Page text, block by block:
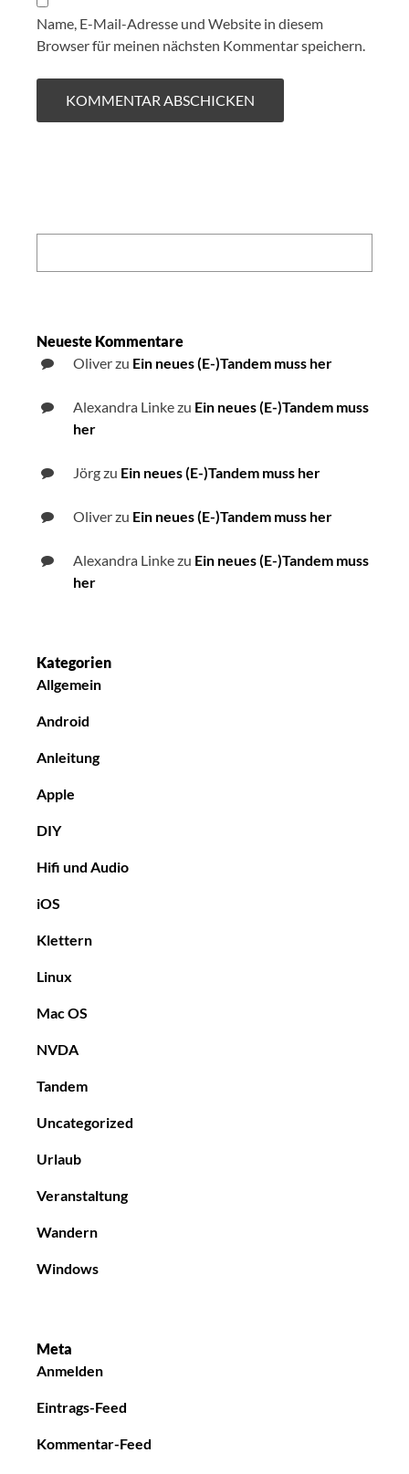
Name, E-Mail-Adresse und Website in diesem
Browser für meinen nächsten Kommentar speichern.
Neueste Kommentare
Oliverzu Ein neues (E-)Tandem muss her
Alexandra Linkezu Ein neues (E-)Tandem muss
her
Jörgzu Ein neues (E-)Tandem muss her
Oliverzu Ein neues (E-)Tandem muss her
Alexandra Linkezu Ein neues (E-)Tandem muss
her
Kategorien
Allgemein
Android
Anleitung
Apple
DIY
Hifi und Audio
iOS
Klettern
Linux
Mac OS
NVDA
Tandem
Uncategorized
Urlaub
Veranstaltung
Wandern
Windows
Meta
Anmelden
Eintrags-Feed
Kommentar-Feed